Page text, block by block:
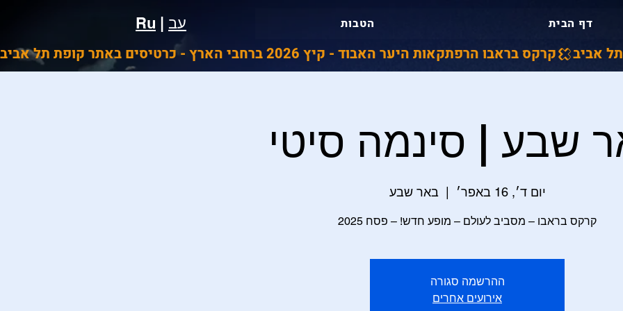
Ru | עב דף הבית הטבות
קרקס בראבו הרפתקאות היער האבוד - קיץ 2026 ברחבי הארץ - כרטיסים באתר קופת תל אביב
שבע | סינמה סיטי
יום ד׳, 16 באפר׳ באר שבע
קרקס בראבו – מסביב לעולם – מופע חדש! – פסח 2025
ההרשמה סגורה
אירועים אחרים